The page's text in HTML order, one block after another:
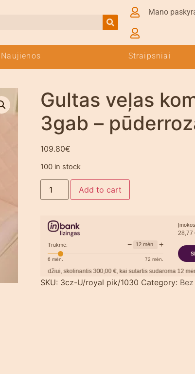
Mano
Naujienos Straipsniai
Gultas veļas
3gab –
109.80€
100 in stock
Add to cart
Trukmė: − 12 mėn. +
6 mėn. 72 mėn.
28,77
Pavyzdžiui, skolinantis300,00€, kai sutartis sudaroma12mėn.
SKU: 3cz-U/royal pik/1030 Category: